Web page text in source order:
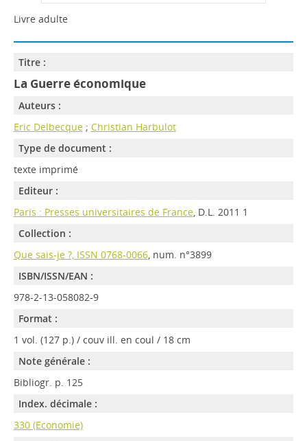
Livre adulte
Titre :
La Guerre économique
Auteurs :
Eric Delbecque; Christian Harbulot
Type de document :
texte imprimé
Editeur :
Paris : Presses universitaires de France, D.L. 2011 1
Collection :
Que sais-je ?, ISSN 0768-0066, num. n°3899
ISBN/ISSN/EAN :
978-2-13-058082-9
Format :
1 vol. (127 p.) / couv ill. en coul / 18 cm
Note générale :
Bibliogr. p. 125
Index. décimale :
330 (Economie)